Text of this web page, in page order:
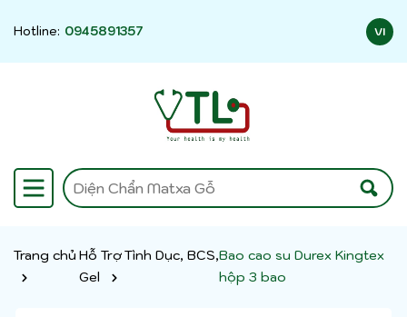
Hotline: 0945891357 VI
Trang chủ Hỗ Trợ Tình Dục, BCS,
Gel
Bao cao su Durex Kingtex
hộp 3 bao